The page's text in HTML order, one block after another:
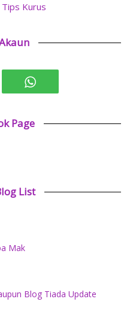
Tips Kurus
Page
List
Mak
Blog Tiada Update